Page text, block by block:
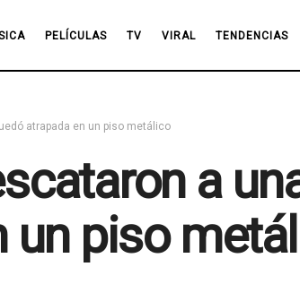
PELÍCULAS TV VIRAL TENDENCIAS
atrapada en un piso metálico
a
un piso